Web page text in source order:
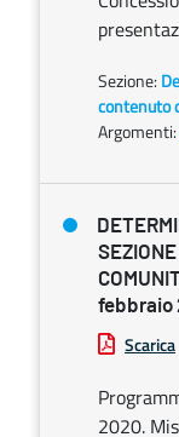
Sezione:
contenuto
Argomenti:
SEZIONE
febbraio
Scarica
2020.